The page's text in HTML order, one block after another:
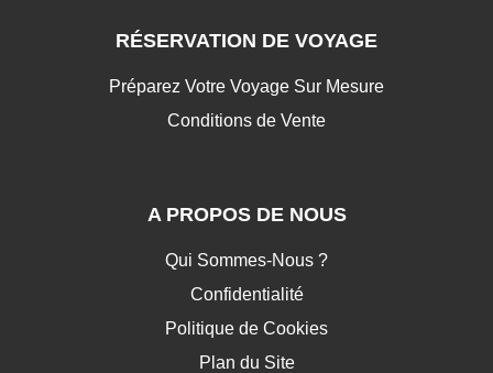
RÉSERVATION DE VOYAGE
Préparez Votre Voyage Sur Mesure
Conditions de Vente
A PROPOS DE NOUS
Qui Sommes-Nous ?
Confidentialité
Politique de Cookies
Plan du Site